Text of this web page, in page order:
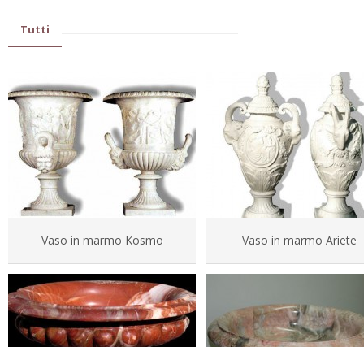
Tutti
Vaso in marmo Kosmo Vaso in marmo Ariete